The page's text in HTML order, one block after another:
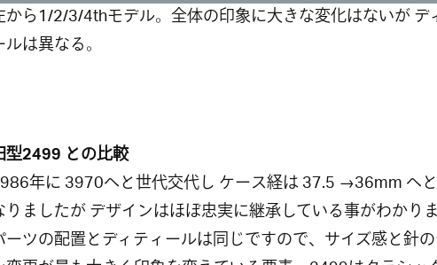
から1/2/3/4thモデル。全体の印象に大きな変化はないが デ
は異なる。
型2499 との比較
年に 3970へと世代交代し ケース経は 37.5 →36mm へ
りましたが デザインはほぼ忠実に継承している事がわかり
ーツの配置とディティールは同じですので、サイズ感と針